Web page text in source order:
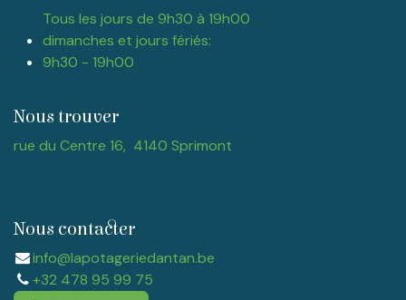
Tous les jours de 9h30 à 19h00
dimanches et jours fériés:
9h30 - 19h00
Nous trouver
rue du Centre 16, 4140 Sprimont
Nous contacter
info@lapotageriedantan.be
+32 478 95 99 75